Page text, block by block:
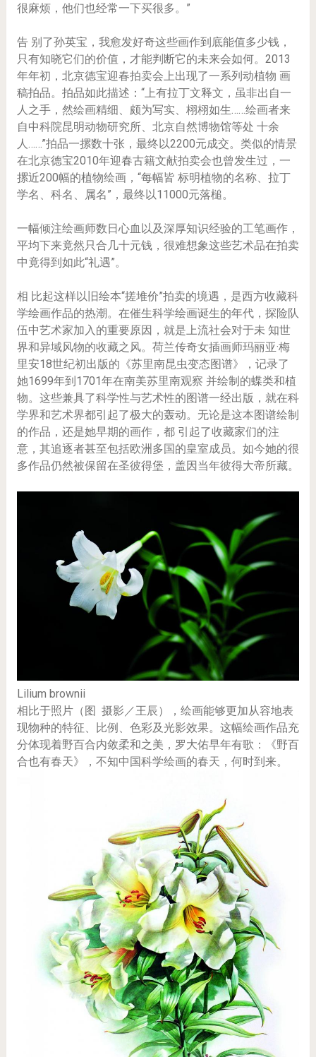
很麻烦，他们也经常一下买很多。”
告 别了孙英宝，我愈发好奇这些画作到底能值多少钱，
只有知晓它们的价值，才能判断它的未来会如何。2013
年年初，北京德宝迎春拍卖会上出现了一系列动植物 画
稿拍品。拍品如此描述：“上有拉丁文释文，虽非出自一
人之手，然绘画精细、颇为写实、栩栩如生……绘画者来
自中科院昆明动物研究所、北京自然博物馆等处 十余
人……”拍品一摞数十张，最终以2200元成交。类似的情景
在北京德宝2010年迎春古籍文献拍卖会也曾发生过，一
摞近200幅的植物绘画，“每幅皆 标明植物的名称、拉丁
学名、科名、属名”，最终以11000元落槌。
一幅倾注绘画师数日心血以及深厚知识经验的工笔画作，
平均下来竟然只合几十元钱，很难想象这些艺术品在拍卖
中竟得到如此“礼遇”。
相 比起这样以旧绘本“搓堆价”拍卖的境遇，是西方收藏科
学绘画作品的热潮。在催生科学绘画诞生的年代，探险队
伍中艺术家加入的重要原因，就是上流社会对于未 知世
界和异域风物的收藏之风。荷兰传奇女插画师玛丽亚·梅
里安18世纪初出版的《苏里南昆虫变态图谱》，记录了
她1699年到1701年在南美苏里南观察 并绘制的蝶类和植
物。这些兼具了科学性与艺术性的图谱一经出版，就在科
学界和艺术界都引起了极大的轰动。无论是这本图谱绘制
的作品，还是她早期的画作，都 引起了收藏家们的注
意，其追逐者甚至包括欧洲多国的皇室成员。如今她的很
多作品仍然被保留在圣彼得堡，盖因当年彼得大帝所藏。
Lilium brownii
相比于照片（图 摄影／王辰），绘画能够更加从容地表
现物种的特征、比例、色彩及光影效果。这幅绘画作品充
分体现着野百合内敛柔和之美，罗大佑早年有歌：《野百
合也有春天》，不知中国科学绘画的春天，何时到来。